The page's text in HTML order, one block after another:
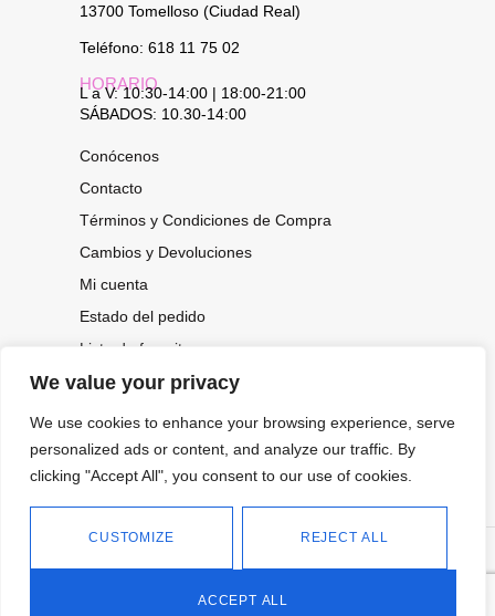
We value your privacy
We use cookies to enhance your browsing experience, serve
personalized ads or content, and analyze our traffic. By
clicking "Accept All", you consent to our use of cookies.
CUSTOMIZE REJECT ALL
ACCEPT ALL
13700 Tomelloso (Ciudad Real)
Teléfono: 618 11 75 02
HORARIO
L a V: 10:30-14:00 | 18:00-21:00
SÁBADOS: 10.30-14:00
Conócenos
Contacto
Términos y Condiciones de Compra
Cambios y Devoluciones
Mi cuenta
Estado del pedido
Lista de favoritos
CONOCE NUESTRAS NOVEDADES,
OFERTAS...
2026.